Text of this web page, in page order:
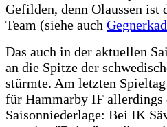
Gefilden, denn Olaussen
Team (siehe auch
Das auch in der aktuellen
an die Spitze der
stürmte. Am letzten Spieltag
für Hammarby IF allerdings
Saisonniederlage: Bei IK